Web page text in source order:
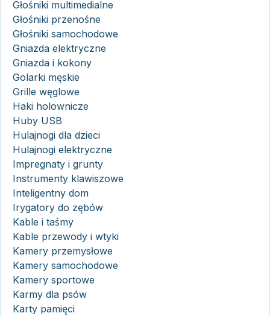
Głośniki multimedialne
Głośniki przenośne
Głośniki samochodowe
Gniazda elektryczne
Gniazda i kokony
Golarki męskie
Grille węglowe
Haki holownicze
Huby USB
Hulajnogi dla dzieci
Hulajnogi elektryczne
Impregnaty i grunty
Instrumenty klawiszowe
Inteligentny dom
Irygatory do zębów
Kable i taśmy
Kable przewody i wtyki
Kamery przemysłowe
Kamery samochodowe
Kamery sportowe
Karmy dla psów
Karty pamięci